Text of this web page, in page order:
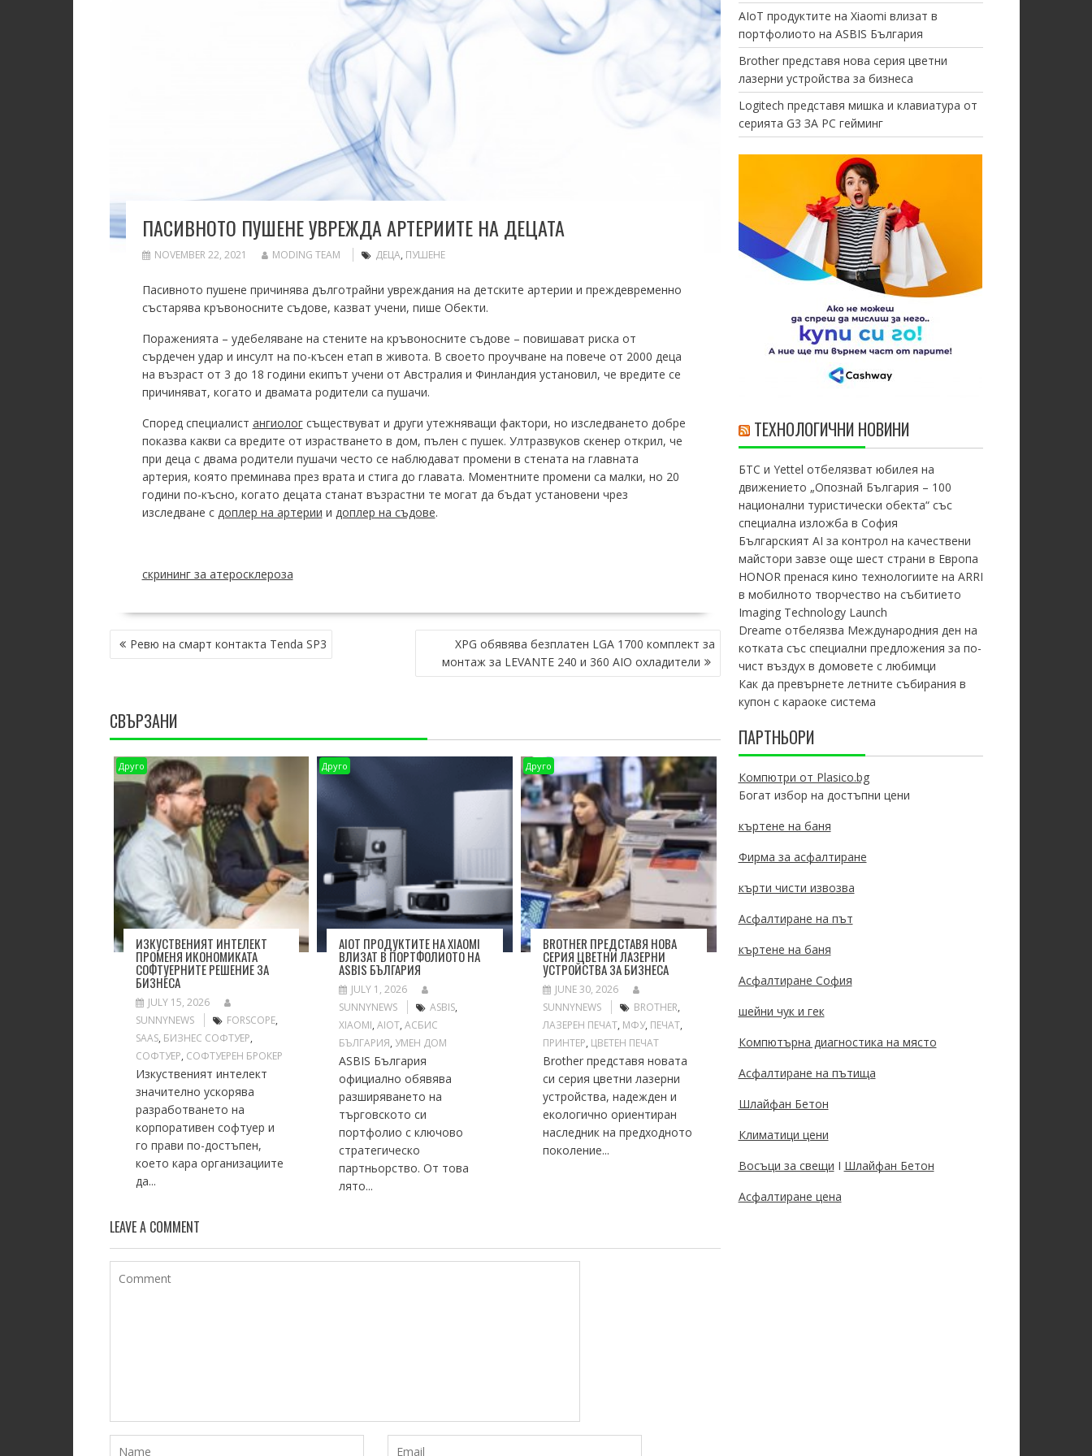
ПАСИВНОТО ПУШЕНЕ УВРЕЖДА АРТЕРИИТЕ НА ДЕЦАТА
NOVEMBER 22, 2021 MODING TEAM ДЕЦА, ПУШЕНЕ
Пасивното пушене причинява дълготрайни увреждания на детските артерии и преждевременно
състарява кръвоносните съдове, казват учени, пише Обекти.
Пораженията – удебеляване на стените на кръвоносните съдове – повишават риска от
сърдечен удар и инсулт на по-късен етап в живота. В своето проучване на повече от 2000 деца
на възраст от 3 до 18 години екипът учени от Австралия и Финландия установил, че вредите се
причиняват, когато и двамата родители са пушачи.
Според специалист ангиологсъществуват и други утежняващи фактори, но изследването добре
показва какви са вредите от израстването в дом, пълен с пушек. Ултразвуков скенер открил, че
при деца с двама родители пушачи често се наблюдават промени в стената на главната
артерия, която преминава през врата и стига до главата. Моментните промени са малки, но 20
години по-късно, когато децата станат възрастни те могат да бъдат установени чрез
изследване с доплер на артерии и доплер на съдове.
скрининг за атеросклероза
POST
NAVIGATION
Ревю на смарт контакта Tenda SP3
XPG обявява безплатен LGA 1700 комплект за
монтаж за LEVANTE 240 и 360 AIO охладители
СВЪРЗАНИ
Друго
ИЗКУСТВЕНИЯТ ИНТЕЛЕКТ
ПРОМЕНЯ ИКОНОМИКАТА
СОФТУЕРНИТЕ РЕШЕНИЕ ЗА
БИЗНЕСА
JULY 15, 2026
SUNNYNEWS
FORSCOPE,
SAAS, БИЗНЕС СОФТУЕР,
СОФТУЕР, СОФТУЕРЕН БРОКЕР
Изкуственият интелект
значително ускорява
разработването на
корпоративен софтуер и
го прави по-достъпен,
което кара организациите
да...
Друго
AIOT ПРОДУКТИТЕ НА XIAOMI
ВЛИЗАТ В ПОРТФОЛИОТО НА
ASBIS БЪЛГАРИЯ
JULY 1, 2026
SUNNYNEWS
ASBIS,
XIAOMI,АIOT,АСБИС
БЪЛГАРИЯ, УМЕН ДОМ
ASBIS България
официално обявява
разширяването на
търговското си
портфолио с ключово
стратегическо
партньорство. От това
лято...
Друго
BROTHER ПРЕДСТАВЯ НОВА
СЕРИЯ ЦВЕТНИ ЛАЗЕРНИ
УСТРОЙСТВА ЗА БИЗНЕСА
JUNE 30, 2026
SUNNYNEWS
BROTHER,
ЛАЗЕРЕН ПЕЧАТ, МФУ, ПЕЧАТ,
ПРИНТЕР, ЦВЕТЕН ПЕЧАТ
Brother представя новата
си серия цветни лазерни
устройства, надежден и
екологично ориентиран
наследник на предходното
поколение...
LEAVE A COMMENT
AIoT продуктите на Xiaomi влизат в
портфолиото на ASBIS България
Brother представя нова серия цветни
лазерни устройства за бизнеса
Logitech представя мишка и клавиатура от
серията G3 ЗА PC гейминг
ТЕХНОЛОГИЧНИ НОВИНИ
БТС и Yettel отбелязват юбилея на
движението „Опознай България – 100
национални туристически обекта“ със
специална изложба в София
Българският AI за контрол на качествени
майстори завзе още шест страни в Европа
HONOR пренася кино технологиите на ARRI
в мобилното творчество на събитието
Imaging Technology Launch
Dreame отбелязва Международния ден на
котката със специални предложения за по-
чист въздух в домовете с любимци
Как да превърнете летните събирания в
купон с караоке система
ПАРТНЬОРИ
Компютри от Plasico.bg
Богат избор на достъпни цени
къртене на баня
Фирма за асфалтиране
кърти чисти извозва
Асфалтиране на път
къртене на баня
Асфалтиране София
шейни чук и гек
Компютърна диагностика на място
Асфалтиране на пътища
Шлайфан Бетон
Климатици цени
Восъци за свещи I Шлайфан Бетон
Асфалтиране цена